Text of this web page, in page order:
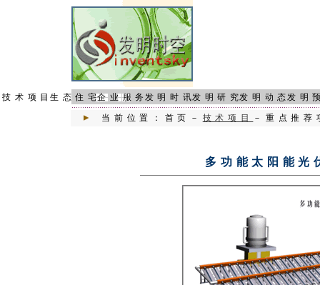
术项目生态住宅企业服务发明时讯发明研究发明动态发明
当前位置：首页－ 技术项目 －重点推荐
多功能太阳能光